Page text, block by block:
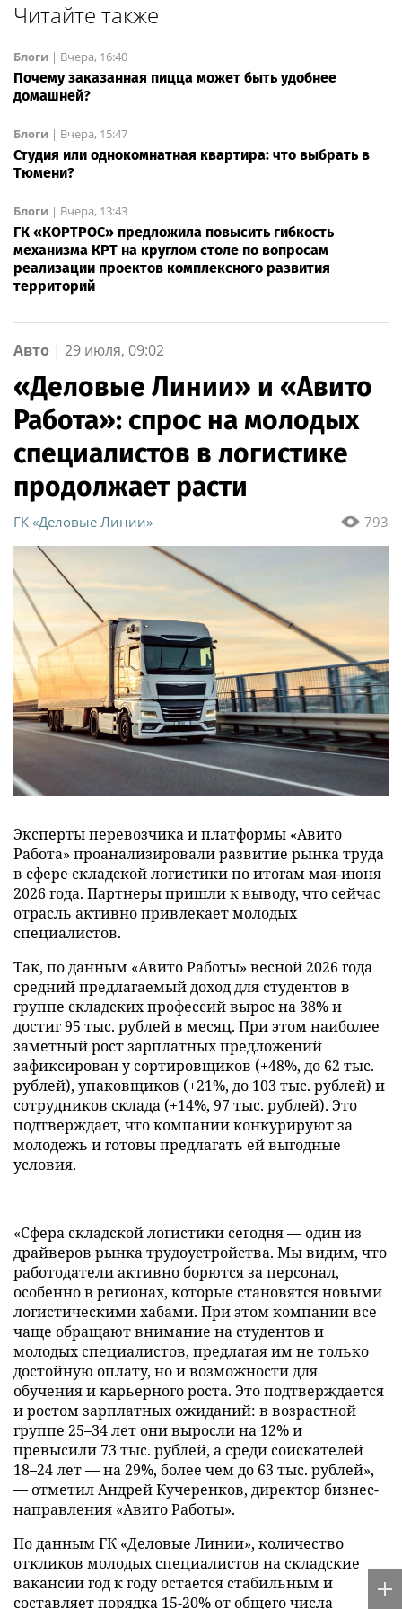
Читайте также
Блоги | Вчера, 16:40
Почему заказанная пицца может быть удобнее
домашней?
Блоги | Вчера, 15:47
Студия или однокомнатная квартира: что выбрать в
Тюмени?
Блоги | Вчера, 13:43
ГК «КОРТРОС» предложила повысить гибкость
механизма КРТ на круглом столе по вопросам
реализации проектов комплексного развития
территорий
Авто | 29 июля, 09:02
«Деловые Линии» и «Авито
Работа»: спрос на молодых
специалистов в логистике
продолжает расти
793
ГК «Деловые Линии»
Эксперты перевозчика и платформы «Авито
Работа» проанализировали развитие рынка труда
в сфере складской логистики по итогам мая-июня
2026 года. Партнеры пришли к выводу, что сейчас
отрасль активно привлекает молодых
специалистов.
Так, по данным «Авито Работы» весной 2026 года
средний предлагаемый доход для студентов в
группе складских профессий вырос на 38% и
достиг 95 тыс. рублей в месяц. При этом наиболее
заметный рост зарплатных предложений
зафиксирован у сортировщиков (+48%, до 62 тыс.
рублей), упаковщиков (+21%, до 103 тыс. рублей) и
сотрудников склада (+14%, 97 тыс. рублей). Это
подтверждает, что компании конкурируют за
молодежь и готовы предлагать ей выгодные
условия.
«Сфера складской логистики сегодня — один из
драйверов рынка трудоустройства. Мы видим, что
работодатели активно борются за персонал,
особенно в регионах, которые становятся новыми
логистическими хабами. При этом компании все
чаще обращают внимание на студентов и
молодых специалистов, предлагая им не только
достойную оплату, но и возможности для
обучения и карьерного роста. Это подтверждается
и ростом зарплатных ожиданий: в возрастной
группе 25–34 лет они выросли на 12% и
превысили 73 тыс. рублей, а среди соискателей
18–24 лет — на 29%, более чем до 63 тыс. рублей»,
— отметил Андрей Кучеренков, директор бизнес-
направления «Авито Работы».
По данным ГК «Деловые Линии», количество
откликов молодых специалистов на складские
вакансии год к году остается стабильным и
составляет порядка 15-20% от общего числа